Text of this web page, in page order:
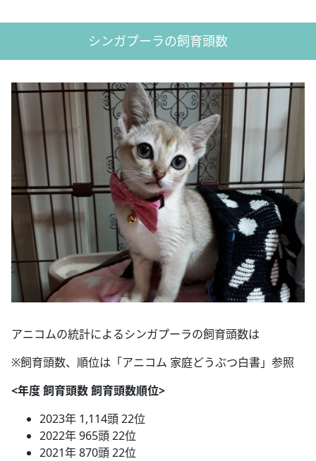
シンガプーラの飼育頭数
アニコムの統計によるシンガプーラの飼育頭数は
※飼育頭数、順位は「アニコム 家庭どうぶつ白書」参照
<年度 飼育頭数 飼育頭数順位>
2023年 1,114頭 22位
2022年 965頭 22位
2021年 870頭 22位